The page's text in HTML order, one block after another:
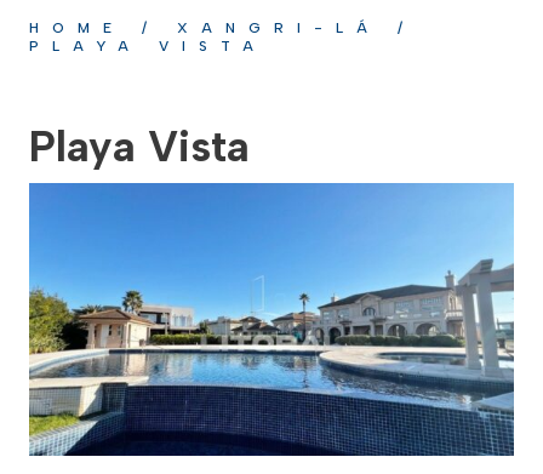
HOME / XANGRI-LÁ
/
PLAYA VISTA
Playa Vista